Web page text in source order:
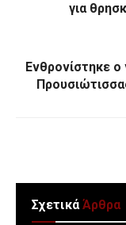
για
Ενθρονίστηκε
ΣχετικάΆρθρα